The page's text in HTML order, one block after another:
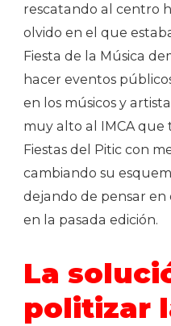
rescatando al centro
olvido en el que
Fiesta de la Música
hacer eventos
en los músicos y
muy alto al IMCA
Fiestas del Pitic con
cambiando su
dejando de pensar en
en la pasada edición.
La
politizar